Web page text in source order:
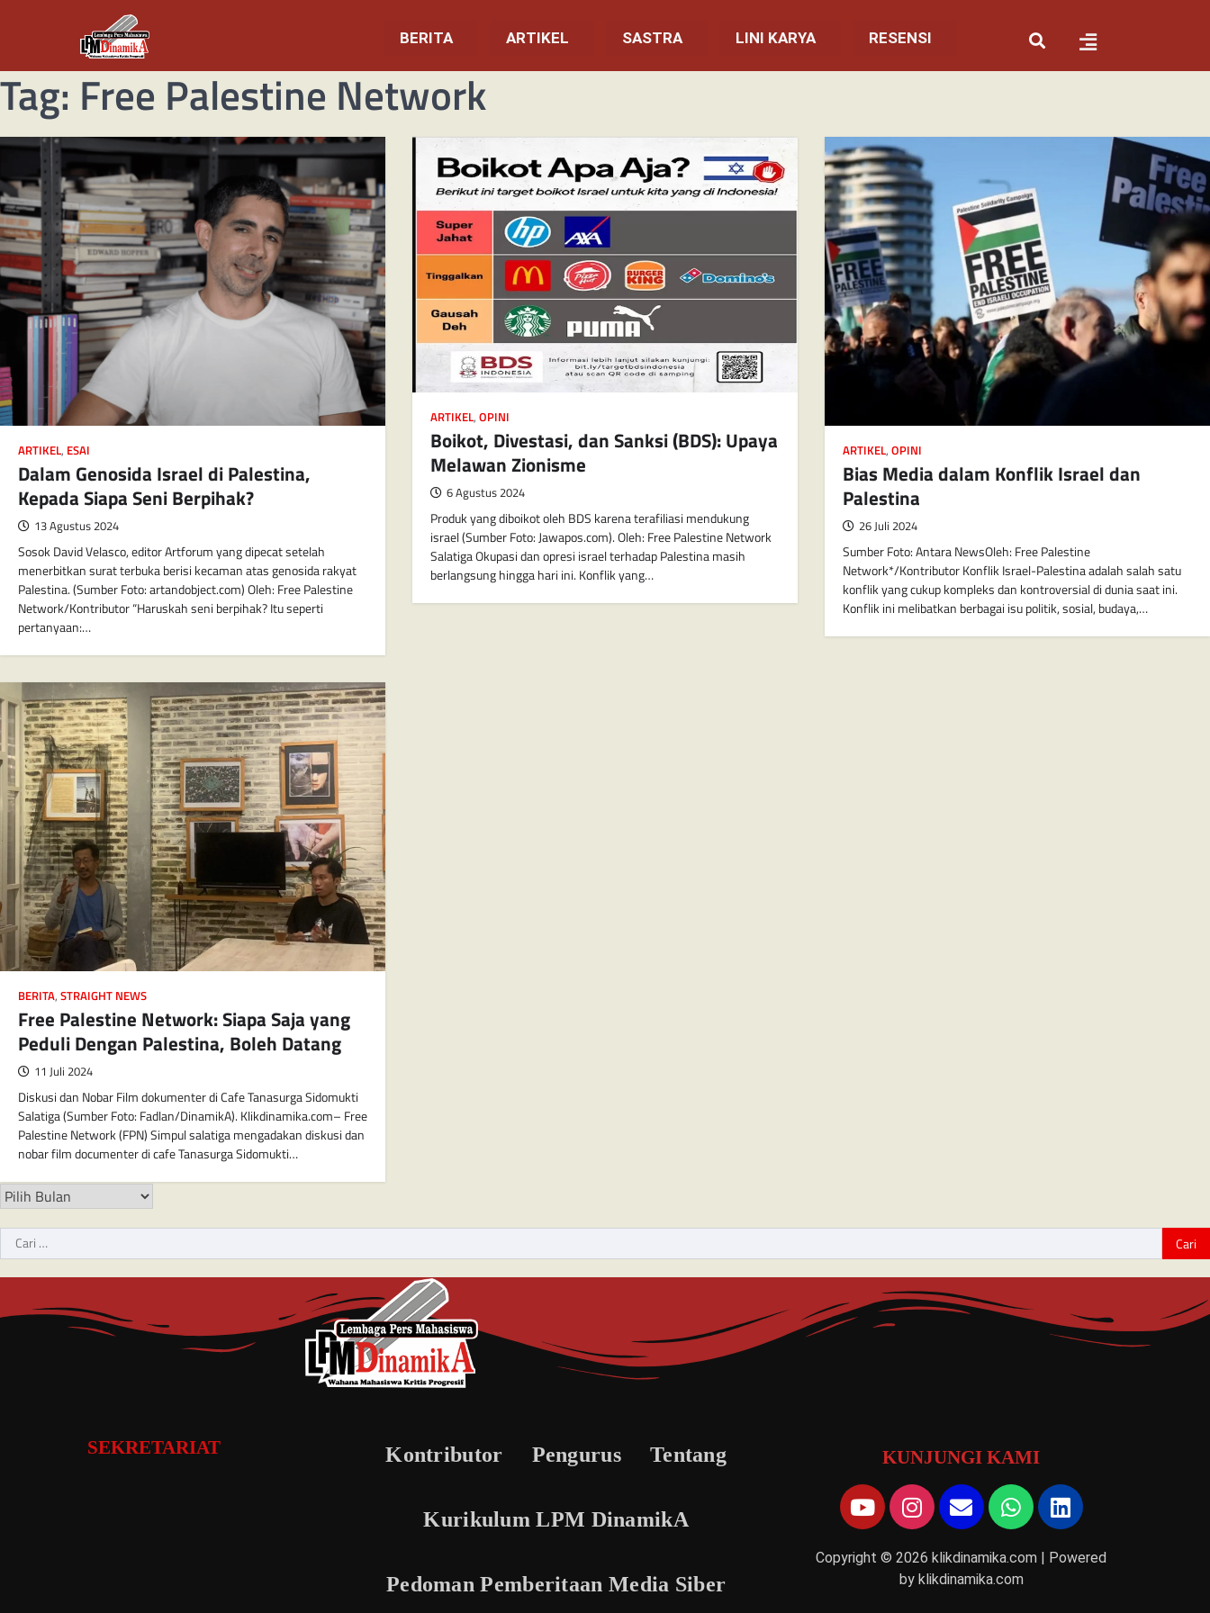
BERITA ARTIKEL SASTRA LINI KARYA RESENSI
Tag: Free Palestine Network
ARTIKEL, ESAI
Dalam Genosida Israel di Palestina,
Kepada Siapa Seni Berpihak?
13 Agustus 2024
Sosok David Velasco, editor Artforum yang dipecat setelah
menerbitkan surat terbuka berisi kecaman atas genosida rakyat
Palestina. (Sumber Foto: artandobject.com) Oleh: Free Palestine
Network/Kontributor “Haruskah seni berpihak? Itu seperti
pertanyaan:…
ARTIKEL, OPINI
Boikot, Divestasi, dan Sanksi (BDS): Upaya
Melawan Zionisme
6 Agustus 2024
Produk yang diboikot oleh BDS karena terafiliasi mendukung
israel (Sumber Foto: Jawapos.com). Oleh: Free Palestine Network
Salatiga Okupasi dan opresi israel terhadap Palestina masih
berlangsung hingga hari ini. Konflik yang…
ARTIKEL, OPINI
Bias Media dalam Konflik Israel dan
Palestina
26 Juli 2024
Sumber Foto: Antara NewsOleh: Free Palestine
Network*/Kontributor Konflik Israel-Palestina adalah salah satu
konflik yang cukup kompleks dan kontroversial di dunia saat ini.
Konflik ini melibatkan berbagai isu politik, sosial, budaya,…
BERITA, STRAIGHT NEWS
Free Palestine Network: Siapa Saja yang
Peduli Dengan Palestina, Boleh Datang
11 Juli 2024
Diskusi dan Nobar Film dokumenter di Cafe Tanasurga Sidomukti
Salatiga (Sumber Foto: Fadlan/DinamikA). Klikdinamika.com– Free
Palestine Network (FPN) Simpul salatiga mengadakan diskusi dan
nobar film documenter di cafe Tanasurga Sidomukti…
SEKRETARIAT Kontributor Pengurus Tentang
Kurikulum LPM DinamikA
Pedoman Pemberitaan Media Siber
KUNJUNGI KAMI
Copyright © 2026 klikdinamika.com | Powered
by klikdinamika.com